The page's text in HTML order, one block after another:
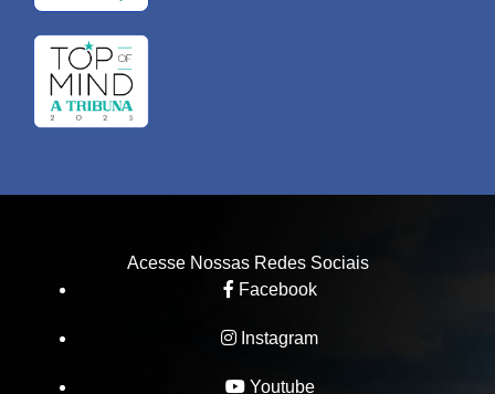
Acesse Nossas Redes Sociais
Facebook
Instagram
Youtube